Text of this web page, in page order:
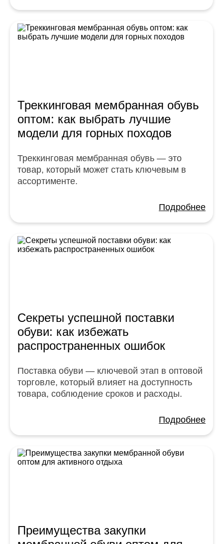
Треккинговая мембранная обувь
оптом: как выбрать лучшие
модели для горных походов
Треккинговая мембранная обувь — это
товар, который может стать ключевым в
ассортименте.
Подробнее
Секреты успешной поставки
обуви: как избежать
распространенных ошибок
Поставка обуви — ключевой этап в оптовой
торговле, который влияет на доступность
товара, соблюдение сроков и расходы.
Подробнее
Преимущества закупки